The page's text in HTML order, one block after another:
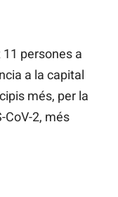
persones a
a la capital
més, per la
CoV-2, més